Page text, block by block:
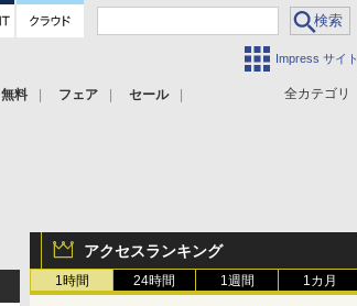
Impress サイト
全カテゴリ
無料 フェア セール
アクセスランキング
1時間 24時間 1週間 1カ月